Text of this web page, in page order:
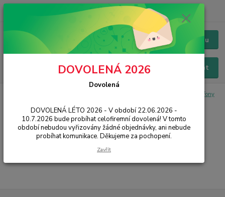
Menu
Hledat
Chat / Online podpora - 24/7
Sluchátka a mikrofony
Drátové mikrofony
DOVOLENÁ 2026
Dovolená
DOVOLENÁ LÉTO 2026 - V období 22.06.2026 -
10.7.2026 bude probíhat celofiremní dovolená! V tomto
období nebudou vyřizovány žádné objednávky, ani nebude
probíhat komunikace. Děkujeme za pochopení.
Zavřít